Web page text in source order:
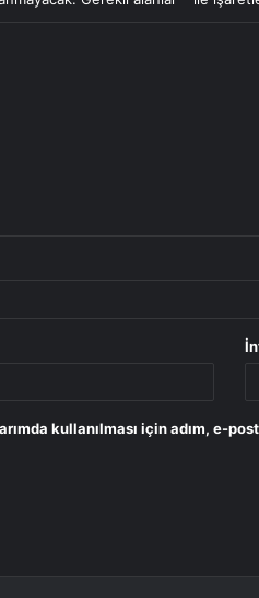
kullanılması için adım, e-